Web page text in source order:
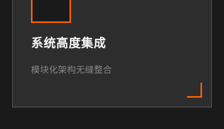
系统高度集成
模块化架构无缝整合